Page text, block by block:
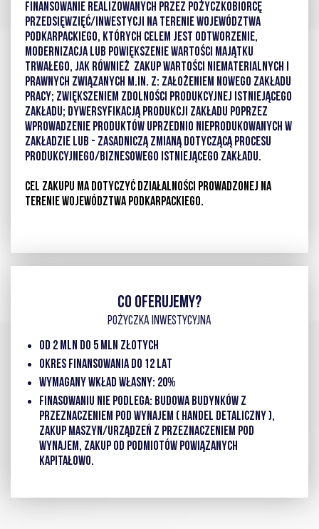
FINANSOWANIE REALIZOWANYCH PRZEZ POŻYCZKOBIORCĘ
PRZEDSIĘWZIĘĆ/INWESTYCJI NA TERENIE WOJEWÓDZTWA
PODKARPACKIEGO, KTÓRYCH CELEM JEST ODTWORZENIE,
MODERNIZACJA LUB POWIĘKSZENIE WARTOŚCI MAJĄTKU
TRWAŁEGO, JAK RÓWNIEŻ ZAKUP WARTOŚCI NIEMATERIALNYCH I
PRAWNYCH ZWIĄZANYCH M.IN. Z: ZAŁOŻENIEM NOWEGO ZAKŁADU
PRACY; ZWIĘKSZENIEM ZDOLNOŚCI PRODUKCYJNEJ ISTNIEJĄCEGO
ZAKŁADU; DYWERSYFIKACJĄ PRODUKCJI ZAKŁADU POPRZEZ
WPROWADZENIE PRODUKTÓW UPRZEDNIO NIEPRODUKOWANYCH W
ZAKŁADZIE LUB - ZASADNICZĄ ZMIANĄ DOTYCZĄCĄ PROCESU
PRODUKCYJNEGO/BIZNESOWEGO ISTNIEJĄCEGO ZAKŁADU.
CEL ZAKUPU MA DOTYCZYĆ DZIAŁALNOŚCI PROWADZONEJ NA
TERENIE WOJEWÓDZTWA PODKARPACKIEGO.
CO OFERUJEMY?
POŻYCZKA INWESTYCYJNA
OD 2 MLN DO 5 MLN ZŁOTYCH
OKRES FINANSOWANIA DO 12 LAT
WYMAGANY WKŁAD WŁASNY: 20%
FINASOWANIU NIE PODLEGA: BUDOWA BUDYNKÓW Z
PRZEZNACZENIEM POD WYNAJEM ( HANDEL DETALICZNY ),
ZAKUP MASZYN/URZĄDZEŃ Z PRZEZNACZENIEM POD
WYNAJEM, ZAKUP OD PODMIOTÓW POWIĄZANYCH
KAPITAŁOWO.